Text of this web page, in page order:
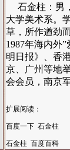
石金柱：男
大学美术系。
草，所作遒劲
1987年海内外
明日报》、香
京、广州等地
会会员，南
扩展阅读：
百度一下 石金柱
石金柱 百度百科